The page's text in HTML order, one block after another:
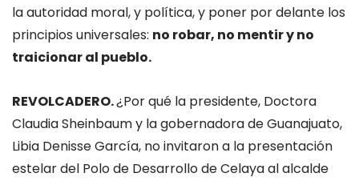
la autoridad moral, y política, y poner por delante los
principios universales: no robar, no mentir y no
traicionar al pueblo.
REVOLCADERO.¿Por qué la presidente, Doctora
Claudia Sheinbaum y la gobernadora de Guanajuato,
Libia Denisse García, no invitaron a la presentación
estelar del Polo de Desarrollo de Celaya al alcalde